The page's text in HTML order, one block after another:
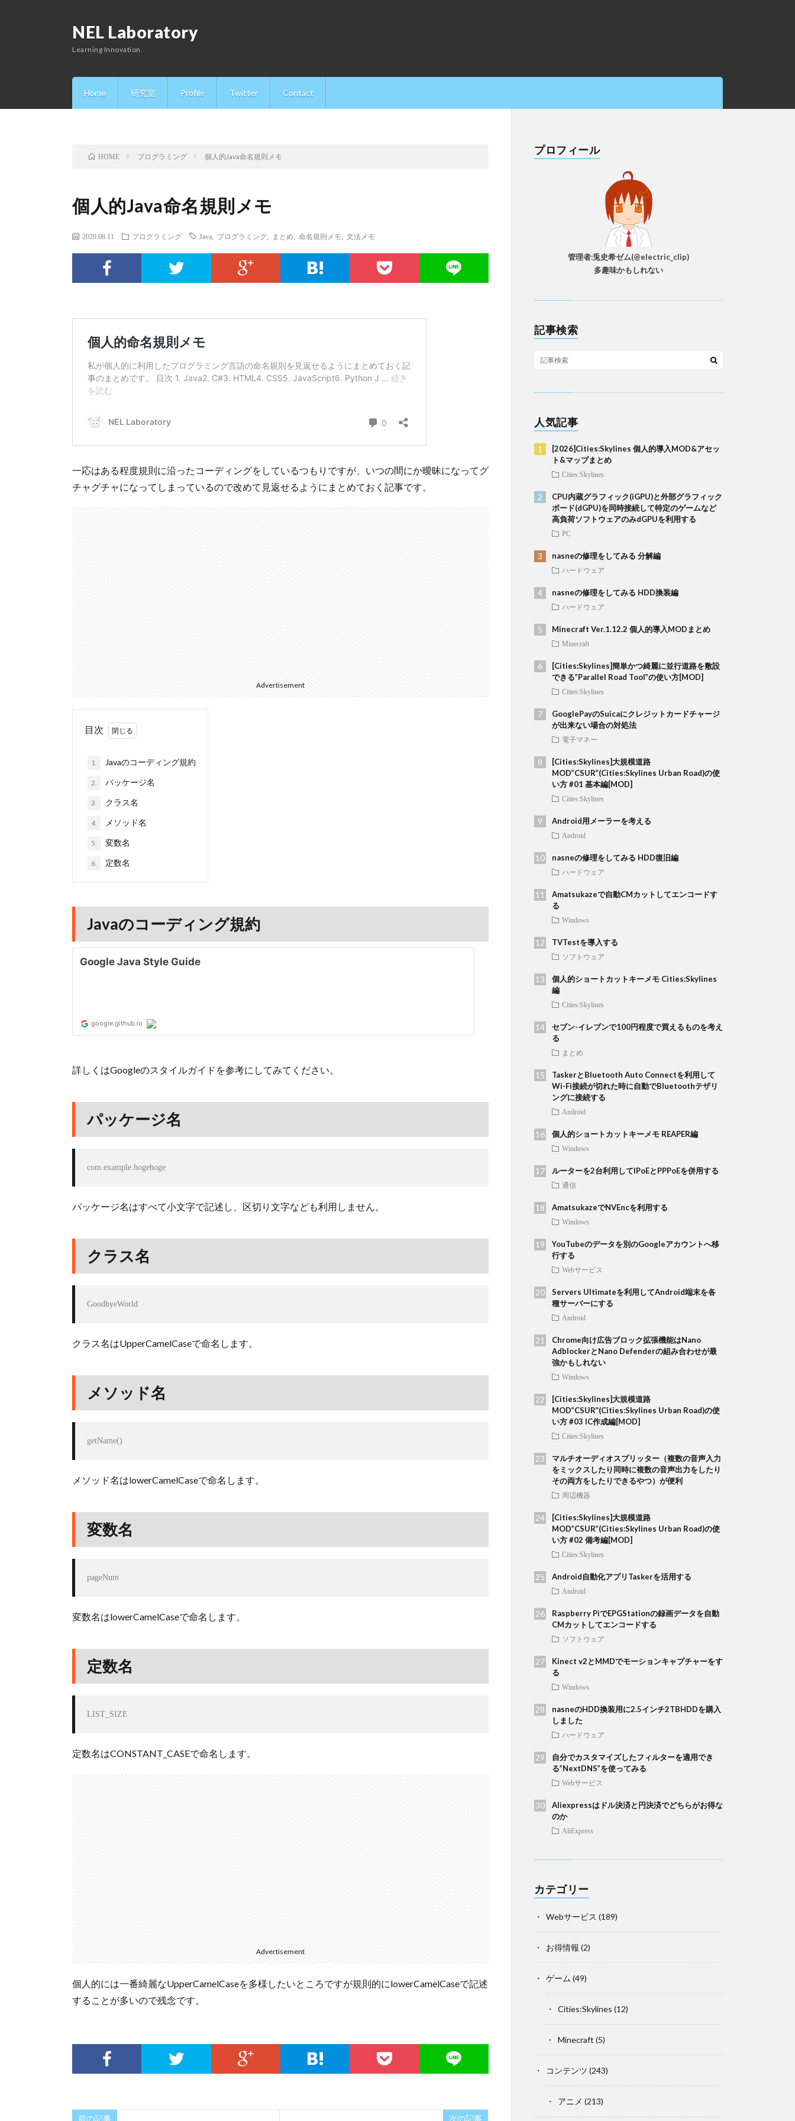
NEL Laboratory
Learning Innovation.
Home 研究室 Profile Twitter Contact
HOME プログラミング 個人的Java命名規則メモ
個人的Java命名規則メモ
2020.08.11 プログラミング Java プログラミング まとめ 命名規則メモ 文法メモ
一応はある程度規則に沿ったコーディングをしているつもりですが、いつの間にか曖昧になってグ
チャグチャになってしまっているので改めて見返せるようにまとめておく記事です。
Advertisement
目次
1. Javaのコーディング規約
2. パッケージ名
3. クラス名
4. メソッド名
5. 変数名
6. 定数名
Javaのコーディング規約
詳しくはGoogleのスタイルガイドを参考にしてみてください。
パッケージ名
com.example.hogehoge
パッケージ名はすべて小文字で記述し、区切り文字なども利用しません。
クラス名
GoodbyeWorld
クラス名はUpperCamelCaseで命名します。
メソッド名
getName()
メソッド名はlowerCamelCaseで命名します。
変数名
pageNum
変数名はlowerCamelCaseで命名します。
定数名
LIST_SIZE
定数名はCONSTANT_CASEで命名します。
Advertisement
個人的には一番綺麗なUpperCamelCaseを多様したいところですが規則的にlowerCamelCaseで記述
することが多いので残念です。
前の記事 次の記事
プロフィール
管理者:兎史希ゼム(@electric_clip)
多趣味かもしれない
記事検索
人気記事
[2026]Cities:Skylines 個人的導入MOD&アセッ
ト&マップまとめ
Cities:Skylines
CPU内蔵グラフィック(iGPU)と外部グラフィック
ボード(dGPU)を同時接続して特定のゲームなど
高負荷ソフトウェアのみdGPUを利用する
PC
nasneの修理をしてみる 分解編
ハードウェア
nasneの修理をしてみる HDD換装編
ハードウェア
Minecraft Ver.1.12.2 個人的導入MODまとめ
Minecraft
[Cities:Skylines]簡単かつ綺麗に並行道路を敷設
できる”Parallel Road Tool”の使い方[MOD]
Cities:Skylines
GooglePayのSuicaにクレジットカードチャージ
が出来ない場合の対処法
電子マネー
[Cities:Skylines]大規模道路
MOD”CSUR”(Cities:Skylines Urban Road)の使
い方 #01 基本編[MOD]
Cities:Skylines
Android用メーラーを考える
Android
nasneの修理をしてみる HDD復旧編
ハードウェア
Amatsukazeで自動CMカットしてエンコードす
る
Windows
TVTestを導入する
ソフトウェア
個人的ショートカットキーメモ Cities:Skylines
編
Cities:Skylines
セブン-イレブンで100円程度で買えるものを考え
る
まとめ
TaskerとBluetooth Auto Connectを利用して
Wi-Fi接続が切れた時に自動でBluetoothテザリ
ングに接続する
Android
個人的ショートカットキーメモ REAPER編
Windows
ルーターを2台利用してIPoEとPPPoEを併用する
通信
AmatsukazeでNVEncを利用する
Windows
YouTubeのデータを別のGoogleアカウントへ移
行する
Webサービス
Servers Ultimateを利用してAndroid端末を各
種サーバーにする
Android
Chrome向け広告ブロック拡張機能はNano
AdblockerとNano Defenderの組み合わせが最
強かもしれない
Windows
[Cities:Skylines]大規模道路
MOD”CSUR”(Cities:Skylines Urban Road)の使
い方 #03 IC作成編[MOD]
Cities:Skylines
マルチオーディオスプリッター（複数の音声入力
をミックスしたり同時に複数の音声出力をしたり
その両方をしたりできるやつ）が便利
周辺機器
[Cities:Skylines]大規模道路
MOD”CSUR”(Cities:Skylines Urban Road)の使
い方 #02 備考編[MOD]
Cities:Skylines
Android自動化アプリTaskerを活用する
Android
Raspberry PiでEPGStationの録画データを自動
CMカットしてエンコードする
ソフトウェア
Kinect v2とMMDでモーションキャプチャーをす
る
Windows
nasneのHDD換装用に2.5インチ2TBHDDを購入
しました
ハードウェア
自分でカスタマイズしたフィルターを適用でき
る”NextDNS”を使ってみる
Webサービス
Aliexpressはドル決済と円決済でどちらがお得な
のか
AliExpress
カテゴリー
Webサービス (189)
お得情報 (2)
ゲーム (49)
Cities:Skylines (12)
Minecraft (5)
コンテンツ (243)
アニメ (213)